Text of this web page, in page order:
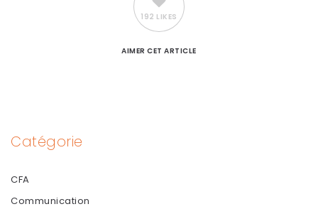
192 LIKES
AIMER CET ARTICLE
Catégorie
CFA
Communication